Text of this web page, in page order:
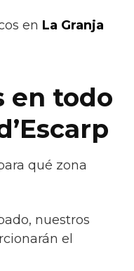
en La Granja
en todo
qué zona
nuestros
el